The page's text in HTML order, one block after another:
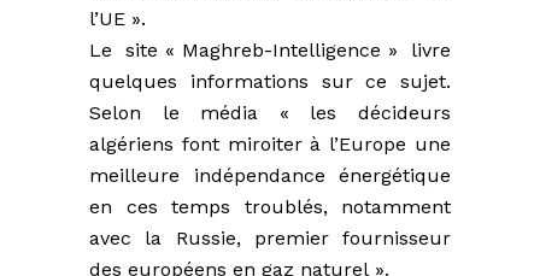
l’UE ».
Le site « Maghreb-Intelligence » livre
quelques informations sur ce sujet.
Selon le média « les décideurs
algériens font miroiter à l’Europe une
meilleure indépendance énergétique
en ces temps troublés, notamment
avec la Russie, premier fournisseur
des européens en gaz naturel ».